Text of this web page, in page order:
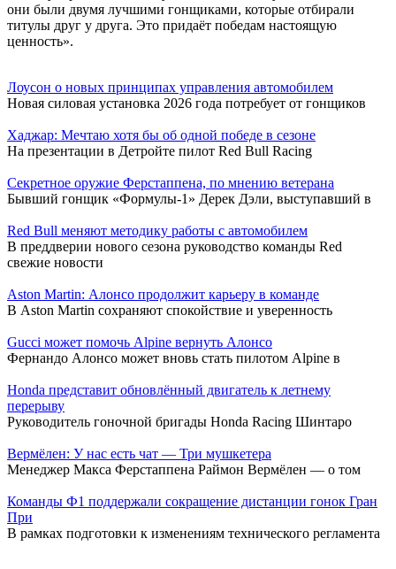
они были двумя лучшими гонщиками, которые отбирали
титулы друг у друга. Это придаёт победам настоящую
ценность».
Лоусон о новых принципах управления автомобилем
Новая силовая установка 2026 года потребует от гонщиков
Хаджар: Мечтаю хотя бы об одной победе в сезоне
На презентации в Детройте пилот Red Bull Racing
Секретное оружие Ферстаппена, по мнению ветерана
Бывший гонщик «Формулы-1» Дерек Дэли, выступавший в
Red Bull меняют методику работы с автомобилем
В преддверии нового сезона руководство команды Red
свежие новости
Aston Martin: Алонсо продолжит карьеру в команде
В Aston Martin сохраняют спокойствие и уверенность
Gucci может помочь Alpine вернуть Алонсо
Фернандо Алонсо может вновь стать пилотом Alpine в
Honda представит обновлённый двигатель к летнему
перерыву
Руководитель гоночной бригады Honda Racing Шинтаро
Вермёлен: У нас есть чат — Три мушкетера
Менеджер Макса Ферстаппена Раймон Вермёлен — о том
Команды Ф1 поддержали сокращение дистанции гонок Гран
При
В рамках подготовки к изменениям технического регламента